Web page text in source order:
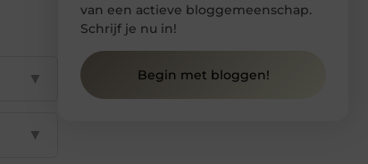
▼
▼
van een actieve bloggemeenschap.
Schrijf je nu in!
Begin met bloggen!